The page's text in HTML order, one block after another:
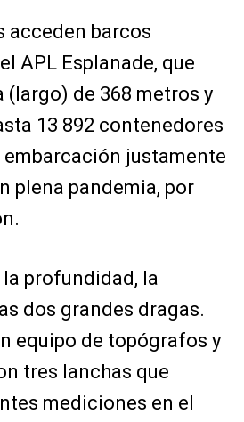
acceden barcos
APL Esplanade, que
(largo) de 368 metros y
13 892 contenedores
embarcación justamente
plena pandemia, por
profundidad, la
dos grandes dragas.
equipo de topógrafos y
tres lanchas que
mediciones en el